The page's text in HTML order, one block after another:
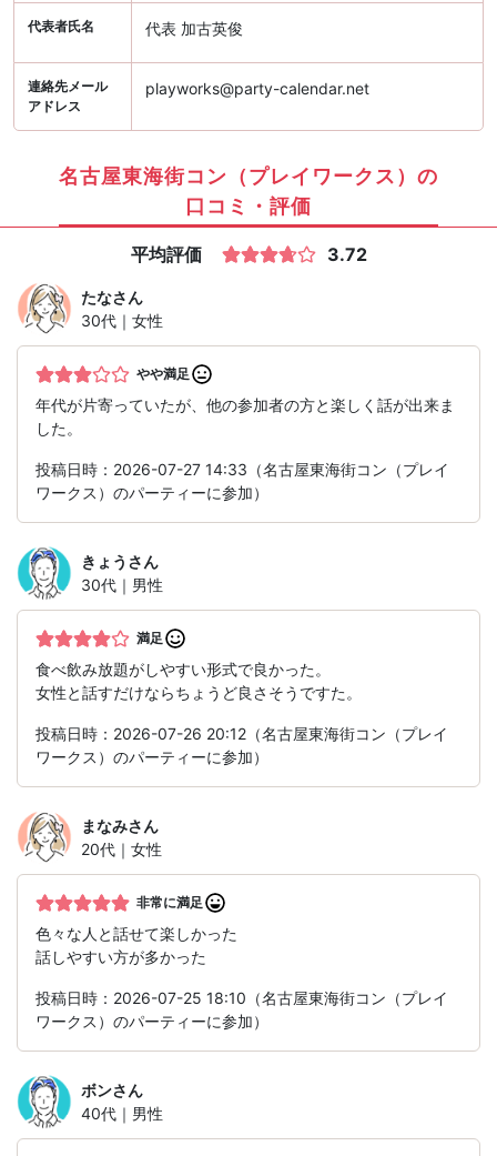
代表者氏名 代表 加古英俊
連絡先メール
アドレス
playworks@party-calendar.net
名古屋東海街コン（プレイワークス）の
口コミ・評価
平均評価 3.72
たなさん
30代｜女性
やや満足
年代が片寄っていたが、他の参加者の方と楽しく話が出来ま
した。
投稿日時：2026-07-27 14:33（名古屋東海街コン（プレイ
ワークス）のパーティーに参加）
きょう さん
30代｜男性
満足
食べ飲み放題がしやすい形式で良かった。
女性と話すだけならちょうど良さそうですた。
投稿日時：2026-07-26 20:12（名古屋東海街コン（プレイ
ワークス）のパーティーに参加）
まなみさん
20代｜女性
非常に満足
色々な人と話せて楽しかった
話しやすい方が多かった
投稿日時：2026-07-25 18:10（名古屋東海街コン（プレイ
ワークス）のパーティーに参加）
ボンさん
40代｜男性